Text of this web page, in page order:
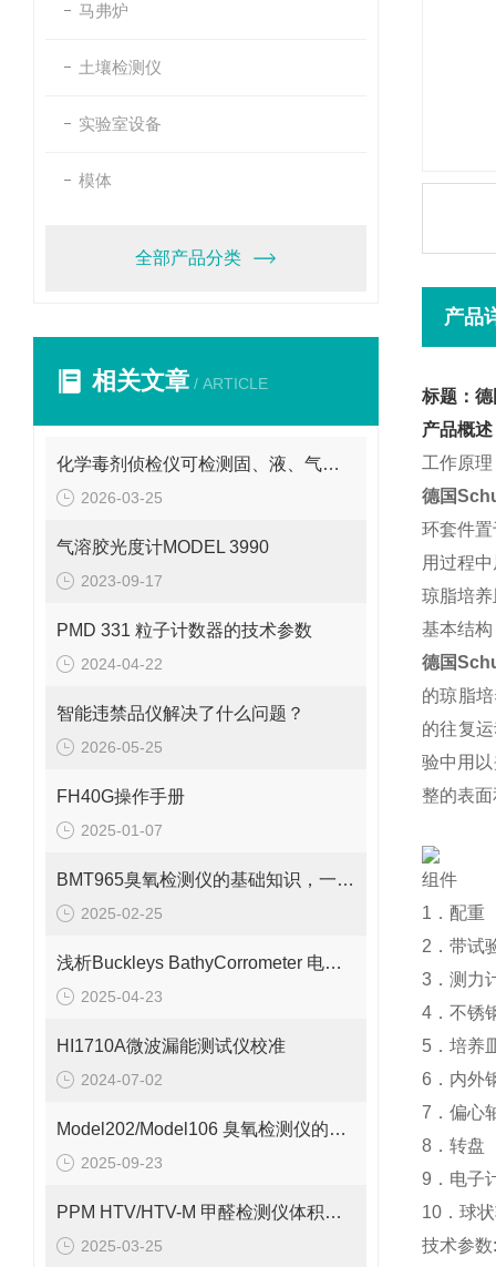
马弗炉
土壤检测仪
实验室设备
模体
全部产品分类
相关文章 / ARTICLE
化学毒剂侦检仪可检测固、液、气三态物质
2026-03-25
气溶胶光度计MODEL 3990
2023-09-17
PMD 331 粒子计数器的技术参数
2024-04-22
智能违禁品仪解决了什么问题？
2026-05-25
FH40G操作手册
2025-01-07
BMT965臭氧检测仪的基础知识，一篇搞定
2025-02-25
浅析Buckleys BathyCorrometer 电位计的测定步骤
2025-04-23
HI1710A微波漏能测试仪校准
2024-07-02
Model202/Model106 臭氧检测仪的基本工作原理解析
2025-09-23
PPM HTV/HTV-M 甲醛检测仪体积小巧、重量轻便
2025-03-25
产品
标题：
产品概述
工作原理
德国
环套件
用过程
琼脂培
基本结构
德国
的琼脂
的往复
验中用
整的表
组件
1．配重
2．带试
3．测力
4．不锈
5．培养
6．内外
7．偏心
8．转盘
9．电子
10．球
技术参数: